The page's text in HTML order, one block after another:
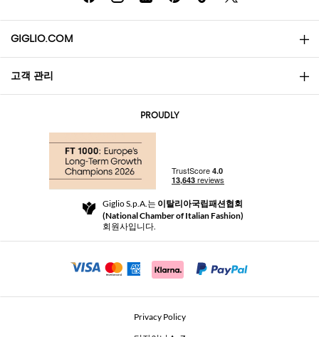
GIGLIO.COM
소개
Community Store
Beauty Seekers VIP Club
고객 관리
반품 및 환불
For a safe shopping experience
Security Communication
PROUDLY
Giglio S.p.A.는 이탈리아국립패션협회
(National Chamber of Italian Fashion)
회원사입니다.
Privacy Policy